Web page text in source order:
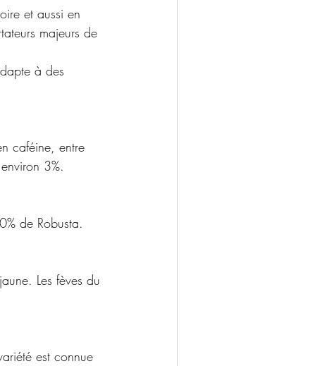
et aussi en
majeurs de
à des
caféine, entre
3%.
de Robusta.
Les fèves du
est connue